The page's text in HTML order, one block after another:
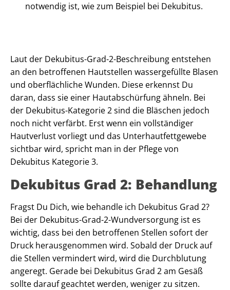
notwendig ist, wie zum Beispiel bei Dekubitus.
Laut der Dekubitus-Grad-2-Beschreibung entstehen
an den betroffenen Hautstellen wassergefüllte Blasen
und oberflächliche Wunden. Diese erkennst Du
daran, dass sie einer Hautabschürfung ähneln. Bei
der Dekubitus-Kategorie 2 sind die Bläschen jedoch
noch nicht verfärbt. Erst wenn ein vollständiger
Hautverlust vorliegt und das Unterhautfettgewebe
sichtbar wird, spricht man in der Pflege von
Dekubitus Kategorie 3.
Dekubitus Grad 2: Behandlung
Fragst Du Dich, wie behandle ich Dekubitus Grad 2?
Bei der Dekubitus-Grad-2-Wundversorgung ist es
wichtig, dass bei den betroffenen Stellen sofort der
Druck herausgenommen wird. Sobald der Druck auf
die Stellen vermindert wird, wird die Durchblutung
angeregt. Gerade bei Dekubitus Grad 2 am Gesäß
sollte darauf geachtet werden, weniger zu sitzen.